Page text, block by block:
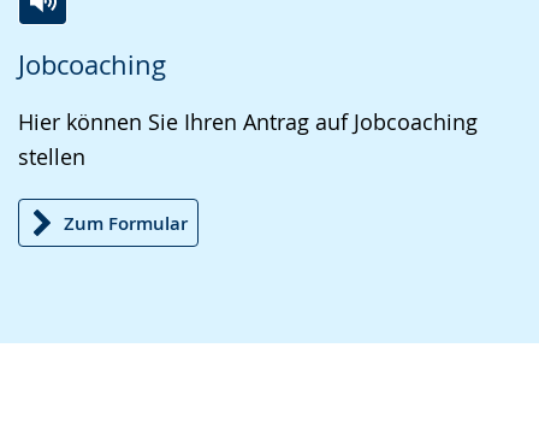
Jobcoaching
Leichten
Sprache
wechseln.
Audio-
Unterstützung.
Video
in
Deutscher
wird
angezeigt.
Hier können Sie Ihren Antrag auf Jobcoaching
stellen
Zum Formular